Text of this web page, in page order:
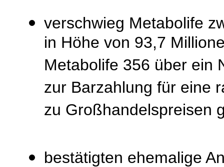
verschwieg Metabolife
in Höhe von 93,7
Metabolife 356 über ein
zur Barzahlung für eine
zu Großhandelspreisen
bestätigten ehemalige